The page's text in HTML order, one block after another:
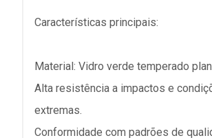
Características principais:
Material: Vidro verde temperado
Alta resistência a impactos e
extremas.
Conformidade com padrões de